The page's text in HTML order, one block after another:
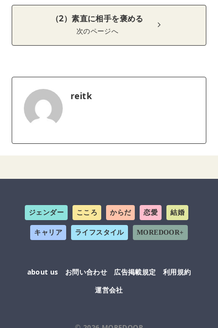
（2）素直に相手を褒める
次のページへ
reitk
ジェンダー こころ からだ 恋愛 結婚
キャリア ライフスタイル MOREDOOR+
about us お問い合わせ 広告掲載規定
利用規約
運営会社